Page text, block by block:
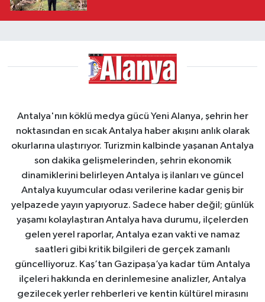
Antalya'nın köklü medya gücü Yeni Alanya, şehrin her
noktasından en sıcak Antalya haber akışını anlık olarak
okurlarına ulaştırıyor. Turizmin kalbinde yaşanan Antalya
son dakika gelişmelerinden, şehrin ekonomik
dinamiklerini belirleyen Antalya iş ilanları ve güncel
Antalya kuyumcular odası verilerine kadar geniş bir
yelpazede yayın yapıyoruz. Sadece haber değil; günlük
yaşamı kolaylaştıran Antalya hava durumu, ilçelerden
gelen yerel raporlar, Antalya ezan vakti ve namaz
saatleri gibi kritik bilgileri de gerçek zamanlı
güncelliyoruz. Kaş’tan Gazipaşa’ya kadar tüm Antalya
ilçeleri hakkında en derinlemesine analizler, Antalya
gezilecek yerler rehberleri ve kentin kültürel mirasını